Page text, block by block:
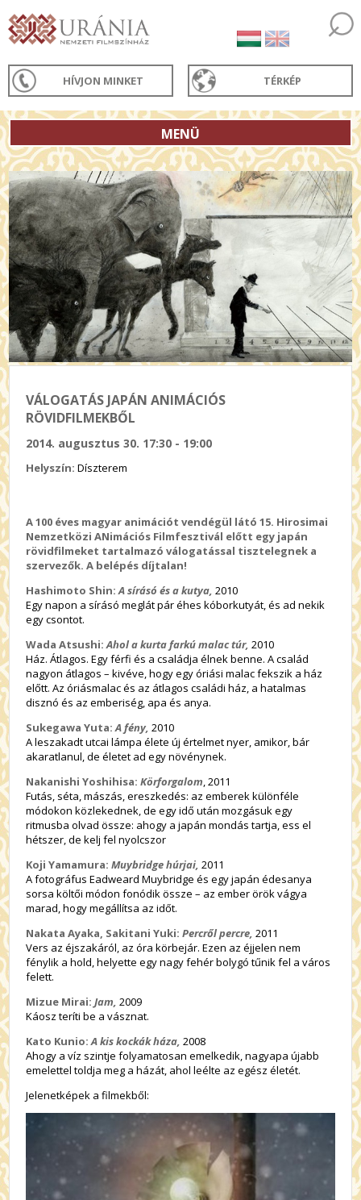
HÍVJON MINKET TÉRKÉP
MENÜ
VÁLOGATÁS JAPÁN ANIMÁCIÓS
RÖVIDFILMEKBŐL
2014. augusztus 30. 17:30 - 19:00
Helyszín:Díszterem
A 100 éves magyar animációt vendégül látó 15. Hirosimai
Nemzetközi ANimációs Filmfesztivál előtt egy japán
rövidfilmeket tartalmazó válogatással tisztelegnek a
szervezők. A belépés díjtalan!
Hashimoto Shin:A sírásó és a kutya, 2010
Egy napon a sírásó meglát pár éhes kóborkutyát, és ad nekik
egy csontot.
Wada Atsushi:Ahol a kurta farkú malac túr, 2010
Ház. Átlagos. Egy férfi és a családja élnek benne. A család
nagyon átlagos – kivéve, hogy egy óriási malac fekszik a ház
előtt. Az óriásmalac és az átlagos családi ház, a hatalmas
disznó és az emberiség, apa és anya.
Sukegawa Yuta:A fény,2010
A leszakadt utcai lámpa élete új értelmet nyer, amikor, bár
akaratlanul, de életet ad egy növénynek.
Nakanishi Yoshihisa:Körforgalom, 2011
Futás, séta, mászás, ereszkedés: az emberek különféle
módokon közlekednek, de egy idő után mozgásuk egy
ritmusba olvad össze: ahogy a japán mondás tartja, ess el
hétszer, de kelj fel nyolcszor
KojiYamamura:Muybridge húrjai,2011
A fotográfus Eadweard Muybridge és egy japán édesanya
sorsa költői módon fonódik össze – az ember örök vágya
marad, hogy megállítsa az időt.
Nakata Ayaka, Sakitani Yuki:Percről percre,2011
Vers az éjszakáról, az óra körbejár. Ezen az éjjelen nem
fénylik a hold, helyette egy nagy fehér bolygó tűnik fel a város
felett.
Mizue Mirai:Jam,2009
Káosz teríti be a vásznat.
Kato Kunio:A kis kockák háza,2008
Ahogy a víz szintje folyamatosan emelkedik, nagyapa újabb
emelettel toldja meg a házát, ahol leélte az egész életét.
Jelenetképek a filmekből: